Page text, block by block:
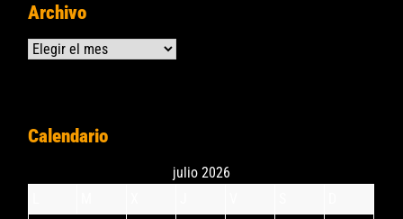
Archivo
Archivos
Calendario
julio 2026